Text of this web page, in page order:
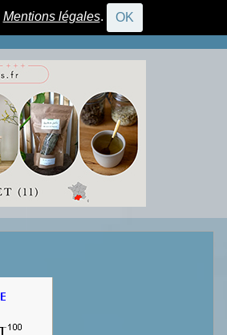
Mentions légales. OK
CONNEXION